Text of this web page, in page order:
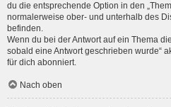
du die entsprechende Option in den
normalerweise ober- und unterhalb des
befinden.
Wenn du bei der Antwort auf ein Thema
sobald eine Antwort geschrieben wurde“
für dich abonniert.
Nach oben